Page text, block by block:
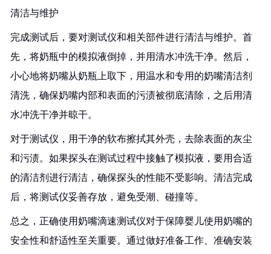
清洁与维护
完成测试后，要对测试仪和相关部件进行清洁与维护。首
先，将奶瓶中的模拟液倒掉，并用清水冲洗干净。然后，
小心地将奶嘴从奶瓶上取下，用温水和专用的奶嘴清洁剂
清洗，确保奶嘴内部和表面的污渍被彻底清除，之后用清
水冲洗干净并晾干。
对于测试仪，用干净的软布擦拭其外壳，去除表面的灰尘
和污渍。如果探头在测试过程中接触了模拟液，要用合适
的清洁剂进行清洁，确保探头的性能不受影响。清洁完成
后，将测试仪妥善存放，避免受潮、碰撞等。
总之，正确使用奶嘴滴速测试仪对于保障婴儿使用奶嘴的
安全性和舒适性至关重要。通过做好准备工作、准确安装